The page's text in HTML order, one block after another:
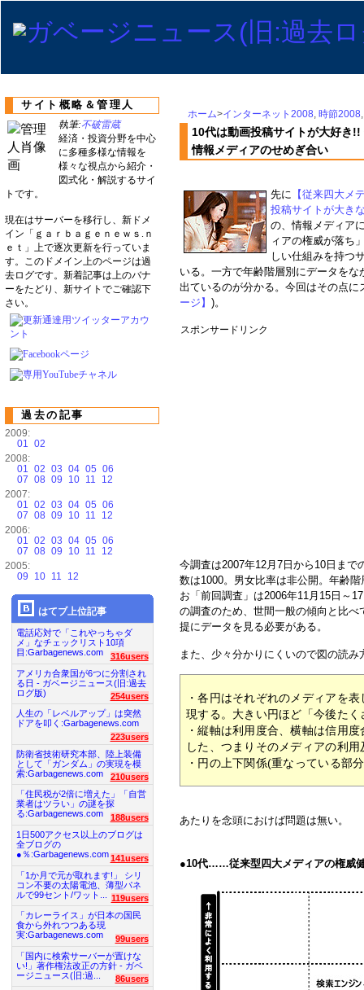
ホーム>インターネット2008, 時節2008
10代は動画投稿サイトが大好き
情報メディアのせめぎ合い
先に 【従来四大メ
投稿サイトが大き
の、情報メディア
ィアの権威が落ち
しい仕組みを持つ
いる。一方で年齢階層別にデータを
出ているのが分かる。今回はその点
ージ】 )。
スポンサードリンク
今調査は2007年12月7日から10日ま
数は1000。男女比率は非公開。年齢
お「前回調査」は2006年11月15日～
の調査のため、世間一般の傾向と比
提にデータを見る必要がある。
また、少々分かりにくいので図の読
・各円はそれぞれのメディアを
現する。大きい円ほど「今後た
・縦軸は利用度合、横軸は信用
した、つまりそのメディアの利
・円の上下関係(重なっている部
あたりを念頭におけば問題は無い。
●10代……従来型四大メディアの権威
サイト概略＆管理人
執筆:不破雷蔵
経済・投資分野を中心
に多種多様な情報を
様々な視点から紹介・
図式化・解説するサイ
トです。
現在はサーバーを移行し、新ドメ
イン「ｇａｒｂａｇｅｎｅｗｓ.ｎ
ｅｔ」上で逐次更新を行っていま
す。このドメイン上のページは過
去ログです。新着記事は上のバナ
ーをたどり、新サイトでご確認下
さい。
過去の記事
2009:
01 02
2008:
01 02 03 04 05 06
07 08 09 10 11
12
2007:
01 02 03 04 05 06
07 08 09 10 11
12
2006:
01 02 03 04 05 06
07 08 09 10 11
12
2005:
09
10 11 12
はてブ上位記事
電話応対で「これやっちゃダ
メ」なチェックリスト10項
目:Garbagenews.com
316users
アメリカ合衆国が6つに分割され
る日 - ガベージニュース(旧:過去
ログ版)
254users
人生の「レベルアップ」は突然
ドアを叩く:Garbagenews.com
223users
防衛省技術研究本部、陸上装備
として「ガンダム」の実現を模
索:Garbagenews.com
210users
「住民税が2倍に増えた」「自営
業者はツラい」の謎を探
る:Garbagenews.com
188users
1日500アクセス以上のブログは
全ブログの
●％:Garbagenews.com 141users
「1か月で元が取れます!」 シリ
コン不要の太陽電池、薄型パネ
ルで99セント/ワット...
119users
「カレーライス」が日本の国民
食から外れつつある現
実:Garbagenews.com
99users
「国内に検索サーバーが置けな
い!」著作権法改正の方針 - ガベ
ージニュース(旧:過...
86users